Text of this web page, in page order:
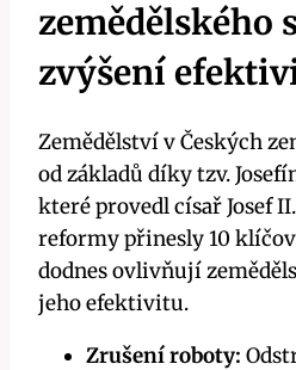
zemědělského
zvýšení
Zemědělství v Českých
od základů díky tzv.
které provedl císař Josef
reformy přinesly 10
dodnes ovlivňují
jeho efektivitu.
Zrušení roboty: